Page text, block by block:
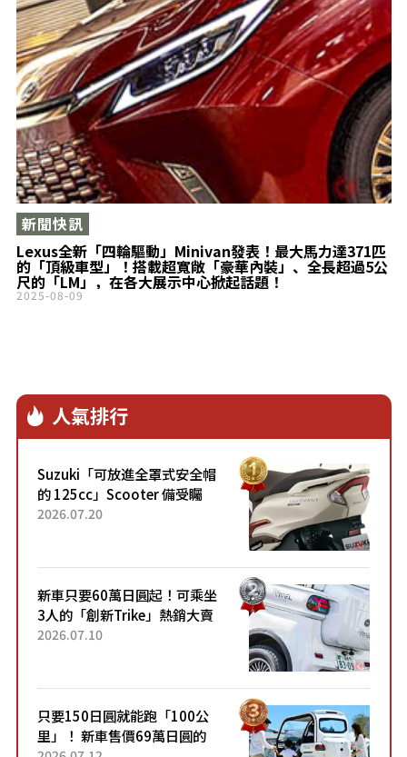
Lexus全新「四輪驅動」Minivan發表！最大馬力達371匹
的「頂級車型」！搭載超寬敞「豪華內裝」、全長超過5公
尺的「LM」，在各大展示中心掀起話題！
新聞快訊
2025-08-09
人氣排行
Suzuki「可放進全罩式安全帽
的 125cc」Scooter 備受矚
目！採用全新流線設計與各項
2026.07.20
新車只要60萬日圓起！可乘坐
3人的「創新Trike」熱銷大賣
成為人氣車款！「養車成本真
2026.07.10
只要150日圓就能跑「100公
里」！ 新車售價69萬日圓的